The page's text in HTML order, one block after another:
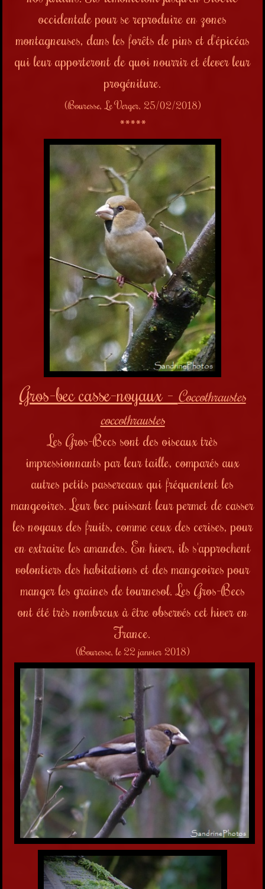
occidentale pour se reproduire en zones
montagneuses, dans les forêts de pins et d'épicéas
qui leur apporteront de quoi nourrir et élever leur
progéniture.
(Bouresse, Le Verger, 25/02/2018)
*****
Gros-bec casse-noyaux - Coccothraustes
coccothraustes
Les Gros-Becs sont des oiseaux très
impressionnants par leur taille, comparés aux
autres petits passereaux qui fréquentent les
mangeoires. Leur bec puissant leur permet de casser
les noyaux des fruits, comme ceux des cerises, pour
en extraire les amandes. En hiver, ils s'approchent
volontiers des habitations et des mangeoires pour
manger les graines de tournesol. Les Gros-Becs
ont été très nombreux à être observés cet hiver en
France.
(Bouresse, le 22 janvier 2018)